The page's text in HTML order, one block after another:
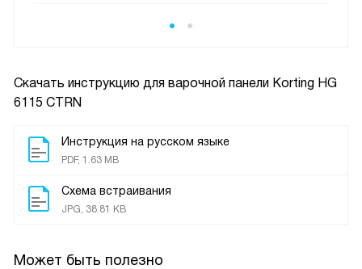
Скачать инструкцию для варочной панели Korting HG
6115 CTRN
Инструкция на русском языке
PDF, 1.63 MB
Схема встраивания
JPG, 38.81 KB
Может быть полезно